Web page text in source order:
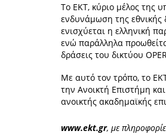
Το ΕΚΤ, κύριο μέλος της
ενδυνάμωση της
ενισχύεται η ελληνική
ενώ παράλληλα
δράσεις του δικτύου
Με αυτό τον τρόπο, το
την Ανοικτή Επιστήμη
ανοικτής ακαδημαϊκής
www.ekt.gr, με